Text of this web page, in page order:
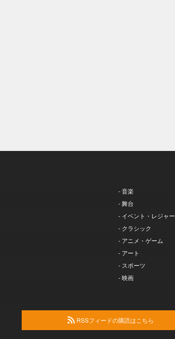
- 音楽
- 舞台
- イベント・レジャー
- クラシック
- アニメ・ゲーム
- アート
- スポーツ
- 映画
RSSフィードの購読はこちら